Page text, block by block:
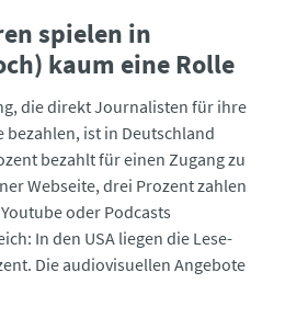
spielen in
kaum eine Rolle
die direkt Journalisten für ihre
ist in Deutschland
bezahlt für einen Zugang zu
Webseite, drei Prozent zahlen
oder Podcasts
In den USA liegen die Lese-
Die audiovisuellen Angebote